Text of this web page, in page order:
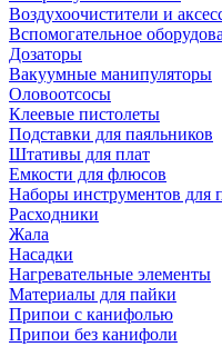
Воздухоочистители и
Вспомогательное
Дозаторы
Вакуумные манипуляторы
Оловоотсосы
Клеевые пистолеты
Подставки для паяльников
Штативы для плат
Емкости для флюсов
Наборы инструментов для
Расходники
Жала
Насадки
Нагревательные элементы
Материалы для пайки
Припои с канифолью
Припои без канифоли